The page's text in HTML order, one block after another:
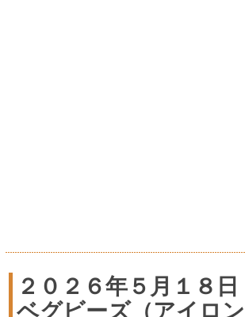
２０２６年５月１８日
ベグビーズ（アイロ